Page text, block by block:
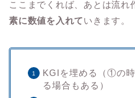
ここまでくれば、あとは流れ
素に数値を入れていきます。
KGIを埋める（①の
る場合もある）